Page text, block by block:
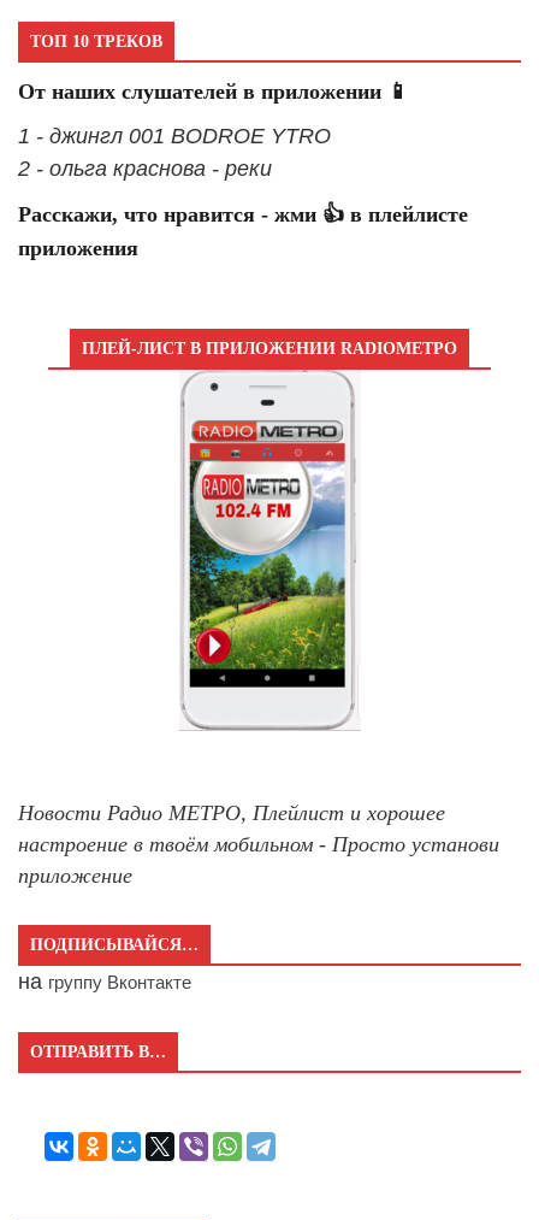
ТОП 10 ТРЕКОВ
От наших слушателей в приложении 📱
1 - джингл 001 BODROE YTRO
2 - ольга краснова - реки
Расскажи, что нравится - жми 👍 в плейлисте
приложения
ПЛЕЙ-ЛИСТ В ПРИЛОЖЕНИИ RADIOМЕТРО
Новости Радио МЕТРО, Плейлист и хорошее
настроение в твоём мобильном - Просто установи
приложение
ПОДПИСЫВАЙСЯ…
на группу Вконтакте
ОТПРАВИТЬ В…